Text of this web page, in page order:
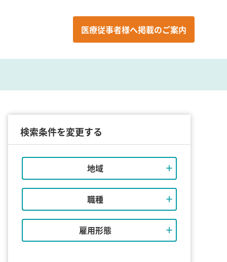
医療従事者様へ掲載のご案内
検索条件を変更する
地域
職種
雇用形態